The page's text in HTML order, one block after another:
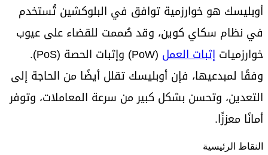
أوبليسك هو خوارزمية توافق في البلوكشين تُستخدم
في نظام سكاي كوين، وقد صُممت للقضاء على عيوب
خوارزميات إثبات العمل
(PoW) وإثبات الحصة (PoS).
وفقًا لمبدعيها، فإن أوبليسك تقلل أيضًا من الحاجة إلى
التعدين، وتحسن بشكل كبير من سرعة المعاملات، وتوفر
أمانًا معززًا.
النقاط الرئيسية